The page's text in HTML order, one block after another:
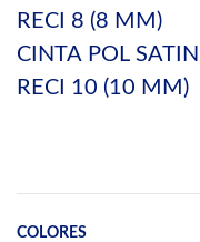
RECI 8 (8 MM)
CINTA POL SATIN
RECI 10 (10 MM)
COLORES